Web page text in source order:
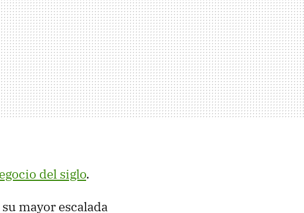
del siglo.
mayor escalada